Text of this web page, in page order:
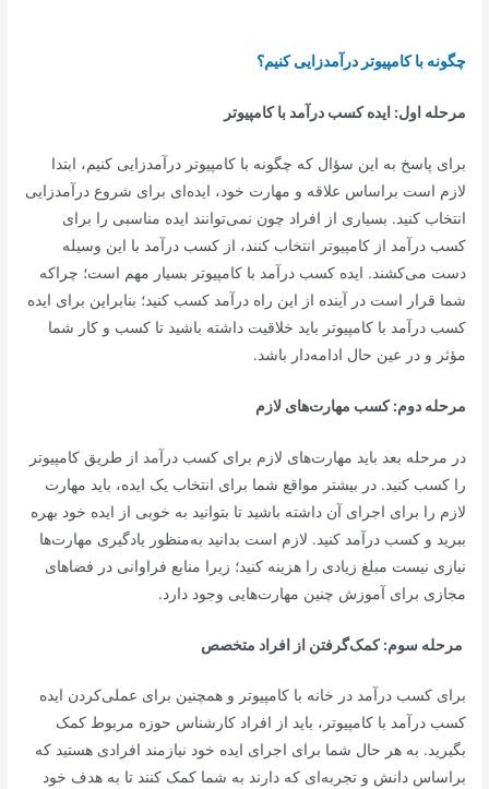
چگونه با کامپیوتر درآمدزایی کنیم؟
مرحله اول: ایده کسب درآمد با کامپیوتر
برای پاسخ به این سؤال که چگونه با کامپیوتر درآمدزایی کنیم، ابتدا
لازم است براساس علاقه و مهارت خود، ایده‌ای برای شروع درآمدزایی
انتخاب کنید. بسیاری از افراد چون نمی‌توانند ایده مناسبی را برای
کسب درآمد از کامپیوتر انتخاب کنند، از کسب درآمد با این وسیله
دست می‌کشند. ایده کسب درآمد با کامپیوتر بسیار مهم است؛ چراکه
شما قرار است در آینده از این راه درآمد کسب کنید؛ بنابراین برای ایده
کسب درآمد با کامپیوتر باید خلاقیت داشته باشید تا کسب و کار شما
مؤثر و در عین حال ادامه‌دار باشد.
مرحله دوم: کسب مهارت‌های لازم
در مرحله بعد باید مهارت‌های لازم برای کسب درآمد از طریق کامپیوتر
را کسب کنید. در بیشتر مواقع شما برای انتخاب یک ایده، باید مهارت
لازم را برای اجرای آن داشته باشید تا بتوانید به خوبی از ایده خود بهره
ببرید و کسب درآمد کنید. لازم است بدانید به‌منظور یادگیری مهارت‌ها
نیازی نیست مبلغ زیادی را هزینه کنید؛ زیرا منابع فراوانی در فضاهای
مجازی برای آموزش چنین مهارت‌هایی وجود دارد.
مرحله سوم: کمکگرفتن از افراد متخصص
برای کسب درآمد در خانه با کامپیوتر و همچنین برای عملی‌کردن ایده
کسب درآمد با کامپیوتر، باید از افراد کارشناس حوزه مربوط کمک
بگیرید. به هر حال شما برای اجرای ایده خود نیازمند افرادی هستید که
براساس دانش و تجربه‌ای که دارند به شما کمک کنند تا به هدف خود